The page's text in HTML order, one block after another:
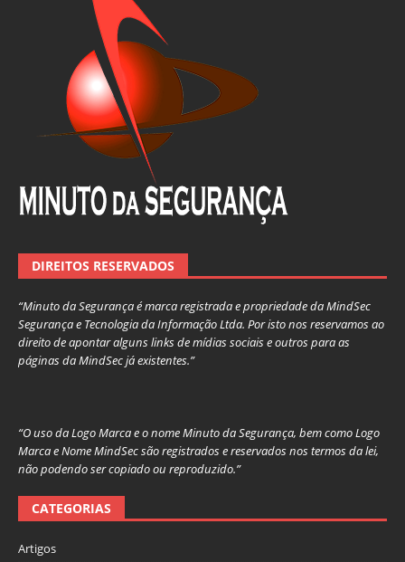
DIREITOS RESERVADOS
“Minuto da Segurança é marca registrada e propriedade da MindSec
Segurança e Tecnologia da Informação Ltda. Por isto nos reservamos ao
direito de apontar alguns links de mídias sociais e outros para as
páginas da MindSec já existentes.”
“O uso da Logo Marca e o nome Minuto da Segurança, bem como Logo
Marca e Nome MindSec são registrados e reservados nos termos da lei,
não podendo ser copiado ou reproduzido.”
CATEGORIAS
Artigos